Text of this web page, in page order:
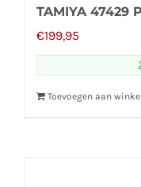
TAMIYA 47429
€199,95
Toevoegen aan